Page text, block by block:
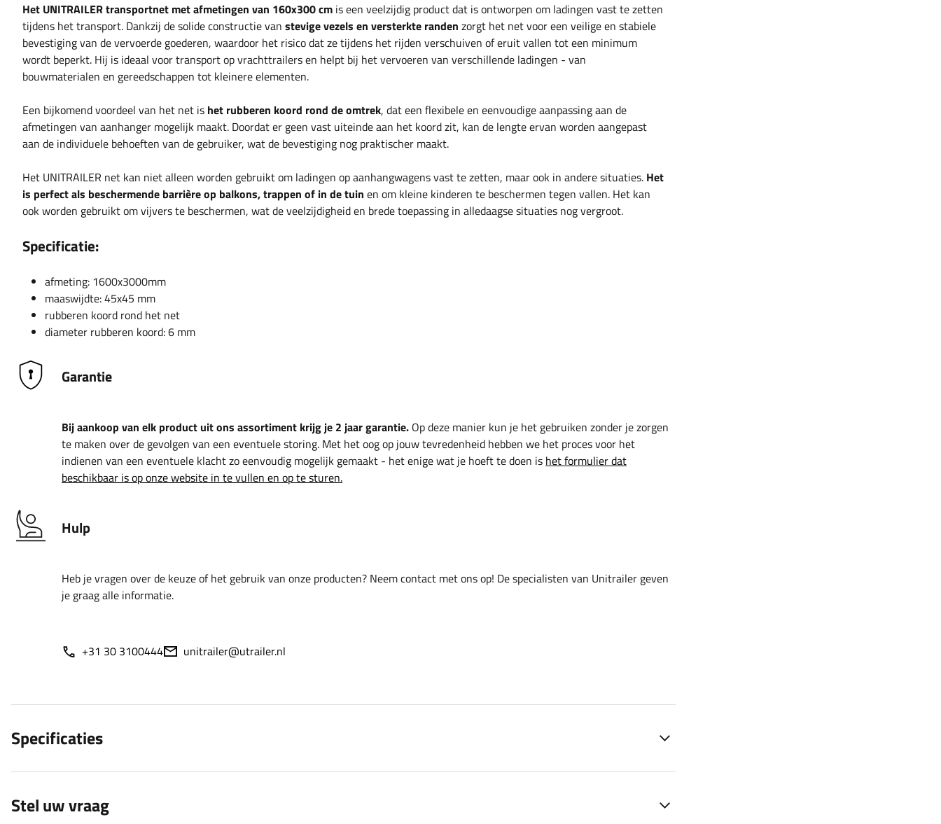
Het UNITRAILER transportnet met afmetingen van 160x300 cm is een veelzijdig product dat is ontworpen om ladingen vast te zetten
tijdens het transport. Dankzij de solide constructie van stevige vezels en versterkte randen zorgt het net voor een veilige en stabiele
bevestiging van de vervoerde goederen, waardoor het risico dat ze tijdens het rijden verschuiven of eruit vallen tot een minimum
wordt beperkt. Hij is ideaal voor transport op vrachttrailers en helpt bij het vervoeren van verschillende ladingen - van
bouwmaterialen en gereedschappen tot kleinere elementen.
Een bijkomend voordeel van het net is het rubberen koord rond de omtrek, dat een flexibele en eenvoudige aanpassing aan de
afmetingen van aanhanger mogelijk maakt. Doordat er geen vast uiteinde aan het koord zit, kan de lengte ervan worden aangepast
aan de individuele behoeften van de gebruiker, wat de bevestiging nog praktischer maakt.
Het UNITRAILER net kan niet alleen worden gebruikt om ladingen op aanhangwagens vast te zetten, maar ook in andere situaties. Het
is perfect als beschermende barrière op balkons, trappen of in de tuin en om kleine kinderen te beschermen tegen vallen. Het kan
ook worden gebruikt om vijvers te beschermen, wat de veelzijdigheid en brede toepassing in alledaagse situaties nog vergroot.
Specificatie:
afmeting: 1600x3000mm
maaswijdte: 45x45 mm
rubberen koord rond het net
diameter rubberen koord: 6 mm
Garantie
Bij aankoop van elk product uit ons assortiment krijg je 2 jaar garantie. Op deze manier kun je het gebruiken zonder je zorgen
te maken over de gevolgen van een eventuele storing. Met het oog op jouw tevredenheid hebben we het proces voor het
indienen van een eventuele klacht zo eenvoudig mogelijk gemaakt - het enige wat je hoeft te doen is het formulier dat
beschikbaar is op onze website in te vullen en op te sturen.
Hulp
Heb je vragen over de keuze of het gebruik van onze producten? Neem contact met ons op! De specialisten van Unitrailer geven
je graag alle informatie.
+31 30 3100444 unitrailer@utrailer.nl
Specificaties
Stel uw vraag